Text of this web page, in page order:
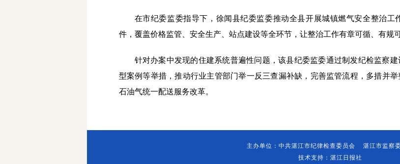
在市纪委监委指导下，徐闻县纪委监委推动全县开展城镇燃气安全整治工
件，覆盖价格监管、安全生产、站点建设等全环节，让整治工作有章可循、有规可
针对办案中发现的住建系统普遍性问题，该县纪委监委通过制发纪检监察
型案例等举措，推动行业主管部门举一反三查漏补缺，完善监管流程，多措并
石油气统一配送服务改革。
主办单位：中共湛江市纪律检查委员会 湛江市监察
技术支持：湛江日报社